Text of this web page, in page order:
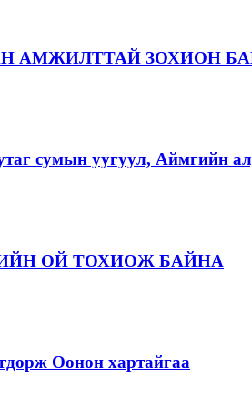
АМЖИЛТТАЙ ЗОХИОН
сумын уугуул, Аймгийн
ОЙ ТОХИОЖ БАЙНА
Оонон хартайгаа